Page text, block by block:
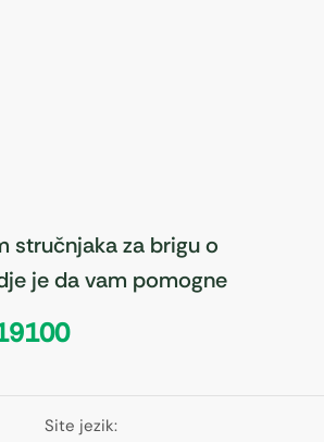
stručnjaka za brigu o
je da vam pomogne
Site jezik: